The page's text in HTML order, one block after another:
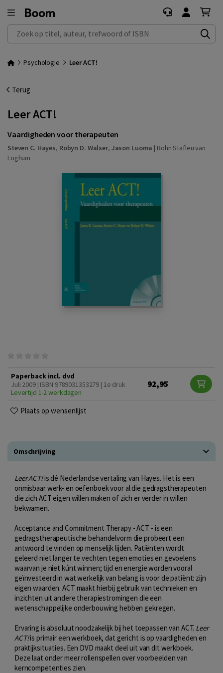
Zoek op titel, auteur, trefwoord of ISBN
Psychologie Leer ACT!
Terug
Leer ACT!
Vaardigheden voor therapeuten
Steven C. Hayes, Robyn D. Walser, Jason Luoma | Bohn Stafleu van
Loghum
Paperback incl. dvd
Juli 2009 | ISBN 9789031353279 | 1e druk
Levertijd 1-2 werkdagen
92,95
Plaats op wensenlijst
Omschrijving
Leer ACT!is dé Nederlandse vertaling van Hayes. Het is een
onmisbaar werk- en oefenboek voor al die gedragstherapeuten
die zich ACT eigen willen maken of zich er verder in willen
bekwamen.
Acceptance and Commitment Therapy - ACT - is een
gedragstherapeutische behandelvorm die probeert een
antwoord te vinden op menselijk lijden. Patiënten wordt
geleerd niet langer te vechten tegen emoties en gevoelens
waarvan je niet kúnt winnen; tijd en energie worden vooral
geïnvesteerd in wat werkelijk van belang is voor de patiënt: zijn
eigen waarden. ACT maakt hierbij gebruik van technieken en
inzichten uit andere therapiestromingen die een
wetenschappelijke onderbouwing hebben gekregen.
Ervaring is absoluut noodzakelijk bij het toepassen van ACT. Leer
ACT!is primair een werkboek, dat gericht is op vaardigheden en
praktijksituaties. Een DVD maakt deel uit van dit werkboek.
Deze laat onder meer rollenspellen over voorbeelden van
kerncompetenties zien.